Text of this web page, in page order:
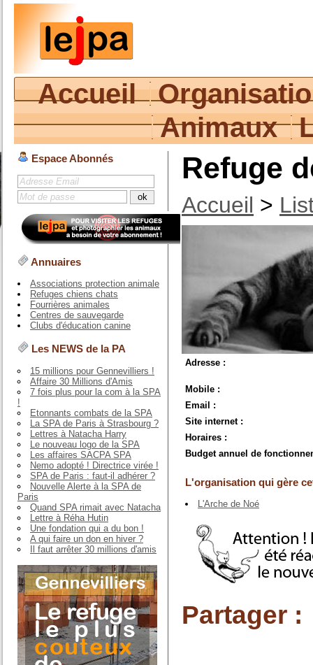
Accueil
Animaux
Espace Abonnés
Annuaires
Associations protection animale
Refuges chiens chats
Fourrières animales
Centres de sauvegarde
Clubs d'éducation canine
Les NEWS de la PA
15 millions pour Gennevilliers !
Affaire 30 Millions d'Amis
7 fois plus pour la com à la SPA
!
Etonnants combats de la SPA
La SPA de Paris à Strasbourg ?
Lettres à Natacha Harry
Le nouveau logo de la SPA
Les affaires SACPA SPA
Nemo adopté ! Directrice virée !
SPA de Paris : faut-il adhérer ?
Nouvelle Alerte à la SPA de
Paris
Quand SPA rimait avec Natacha
Lettre à Réha Hutin
Une fondation qui a du bon !
A qui faire un don en hiver ?
Il faut arrêter 30 millions d'amis
Refuge
Accueil >
Adresse :
Mobile :
Email :
Site internet :
Horaires :
Budget annuel de
L'organisation qui gère
L'Arche de Noé
Partager :